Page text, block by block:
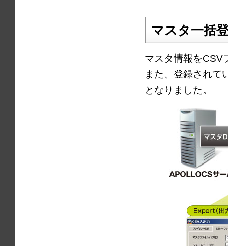
マスタ一括
マスタ情報をCSV
また、登録されて
となりました。